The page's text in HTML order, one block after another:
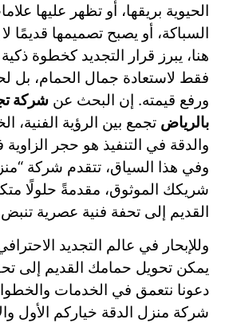
الحيوية بريقها، أو تظهر عليها
السباكة، أو يصبح تصميمها قديمًا
هنا، يبرز قرار التجديد كخطوة
فقط لاستعادة جمال الحمام، بل
ورفع قيمته. إن البحث عن شركة
بالرياض تجمع بين الرؤية الفنية،
والدقة في التنفيذ هو حجر
وفي هذا السياق، تتقدم شركة
شريكك الموثوق، مقدمةً حلولًا
القديم إلى تحفة فنية عصرية تنبض
وللإبحار في عالم التجديد
يمكن تحويل حمامك القديم إلى
دعونا نتعمق في الخدمات
شركة منزل الدقة خياركم الأول